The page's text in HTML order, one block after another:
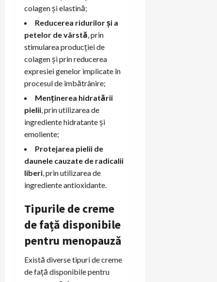
colagen și elastină;
Reducerea ridurilor și a
petelor de vârstă, prin
stimularea producției de
colagen și prin reducerea
expresiei genelor implicate în
procesul de îmbătrânire;
Menținerea hidratării
pielii, prin utilizarea de
ingrediente hidratante și
emoliente;
Protejarea pielii de
daunele cauzate de radicalii
liberi, prin utilizarea de
ingrediente antioxidante.
Tipurile de creme
de față disponibile
pentru menopauză
Există diverse tipuri de creme
de față disponibile pentru